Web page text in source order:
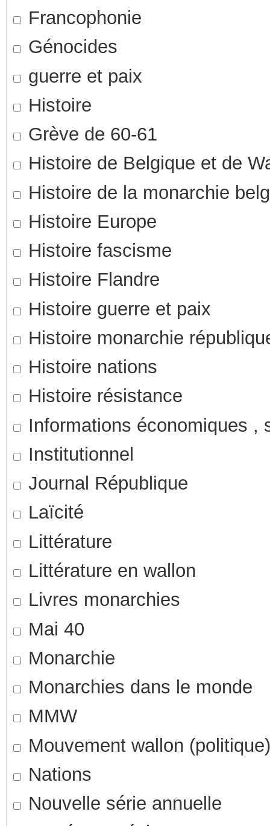
Francophonie
Génocides
guerre et paix
Histoire
Grève de 60-61
Histoire de Belgique et de
Histoire de la monarchie
Histoire Europe
Histoire fascisme
Histoire Flandre
Histoire guerre et paix
Histoire monarchie
Histoire nations
Histoire résistance
Informations économiques ,
Institutionnel
Journal République
Laïcité
Littérature
Littérature en wallon
Livres monarchies
Mai 40
Monarchie
Monarchies dans le monde
MMW
Mouvement wallon (politique)
Nations
Nouvelle série annuelle